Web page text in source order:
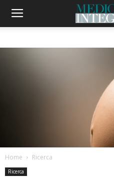
Home Ricerca
Ricerca